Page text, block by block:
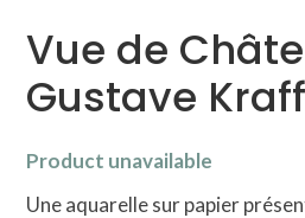
Vue de
Gustave
Product unavailable
Une aquarelle sur papier